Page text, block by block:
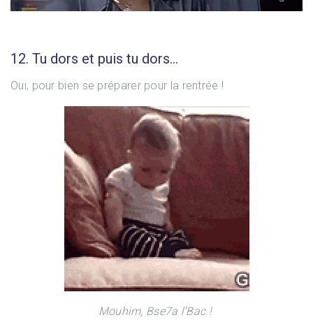
12. Tu dors et puis tu dors…
Oui, pour bien se préparer pour la rentrée !
Mouhim, Bse7a l’Bac !